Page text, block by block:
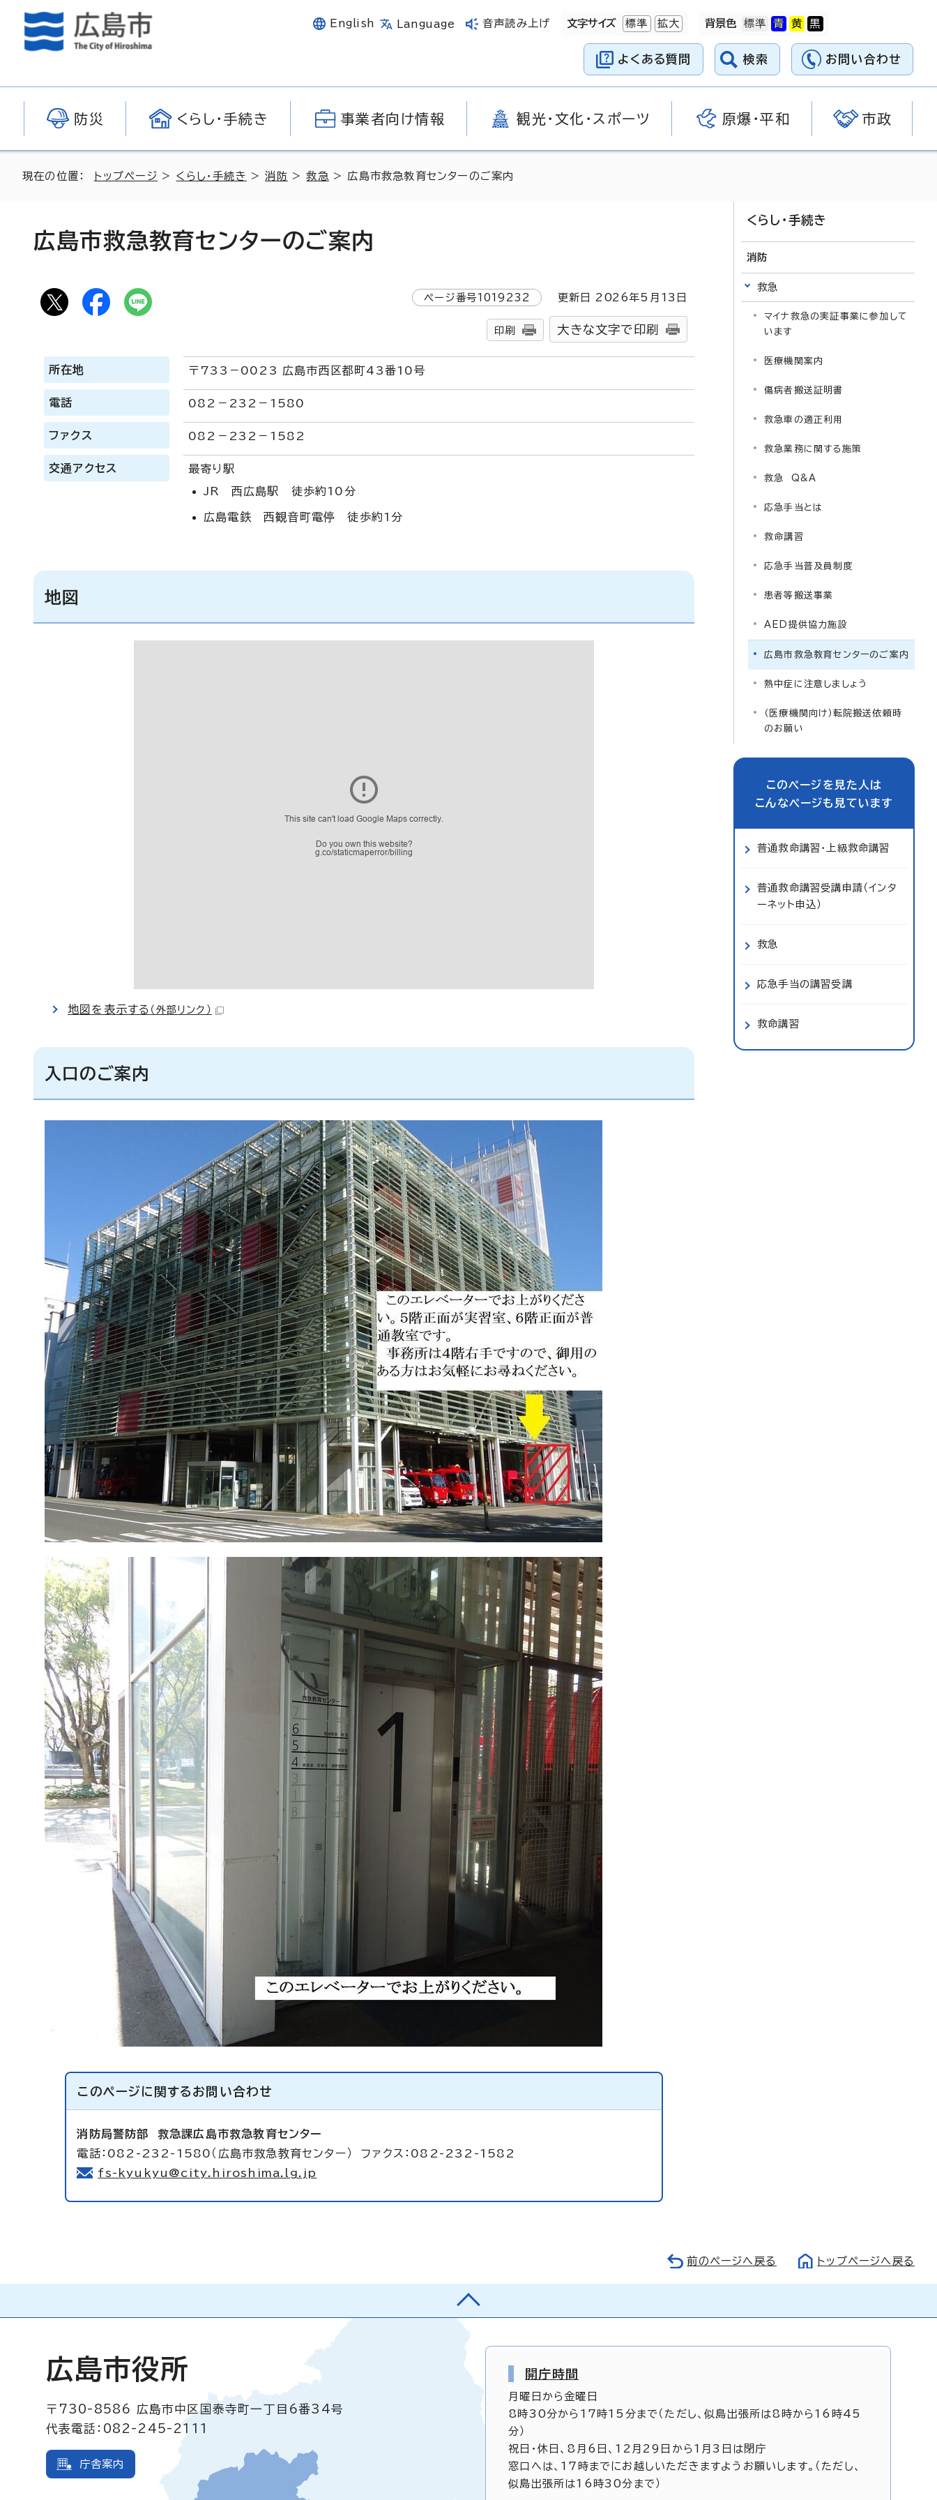
English Language 音声読み上げ 文字サイズ 標準 拡大 背景色
よくある質問 検索 お問い合わせ
防災 くらし・手続き 事業者向け情報 観光・文化・スポーツ 原爆・平和 市政
現在の位置： トップページ > くらし・手続き >消防 >救急 > 広島市救急教育センターのご案内
広島市救急教育センターのご案内
ページ番号1019232 更新日 2026年5月 13 日
印刷 大きな文字で印刷
所在地 〒733－0023 広島市西区都町43番10号
電話 082－232－1580
ファクス 082－232－1582
交通アクセス
最寄り駅
JR 西広島駅 徒歩約10分
広島電鉄 西観音町電停 徒歩約1分
地図
地図を表示する （外部リンク）
入口のご案内
このページに関する お問い合わせ
消防局警防部 救急課広島市救急教育センター
電話：082-232-1580（広島市救急教育センター） ファクス：082-232-1582
fs-kyukyu@city.hiroshima.lg.jp
くらし・手続き
消防
救急
マイナ救急の実証事業に参加して
います
医療機関案内
傷病者搬送証明書
救急車の適正利用
救急業務に関する施策
救急 Q&A
応急手当とは
救命講習
応急手当普及員制度
患者等搬送事業
AED提供協力施設
広島市救急教育センターのご案内
熱中症に注意しましょう
（医療機関向け）転院搬送依頼時
のお願い
このページを見た人は
こんなページも見ています
普通救命講習・上級救命講習
普通救命講習受講申請（インタ
ーネット申込）
救急
応急手当の講習受講
救命講習
前のページへ戻る トップページへ戻る
広島市役所
〒730-8586
広島市中区国泰寺町一丁目6番34号
代表電話：082-245-2111
庁舎案内
開庁時間
月曜日から金曜日
8時30分から17時15分まで（ただし、似島出張所は8時から16時45
分）
祝日・休日、8月6日、12月29日から1月3日は閉庁
窓口へは、17時までにお越しいただきますようお願いします。（ただし、
似島出張所は16時30分まで）